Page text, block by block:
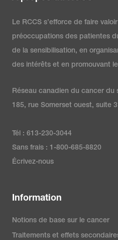
Le RCCS s’efforce de faire
préoccupations des patientes
de la sensibilisation, en
des intérêts et en promouvant
Réseau canadien du cancer du
185, rue Somerset ouest, suite
Tél : 613-230-3044
Sans frais : 1-800-685-8820
Écrivez-nous
Information
Notions de base sur le cancer
Traitements et effets